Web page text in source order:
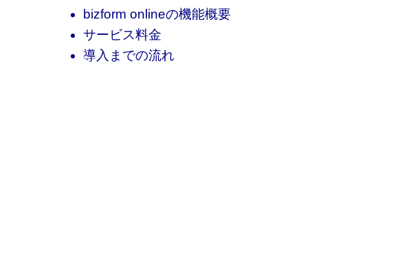
bizform onlineの機能概要
サービス料金
導入までの流れ